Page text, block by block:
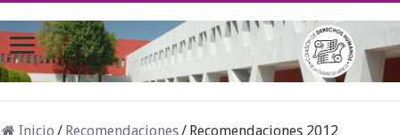
Inicio / Recomendaciones/ Recomendaciones 2012